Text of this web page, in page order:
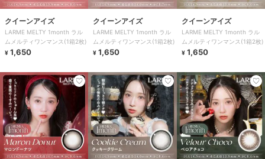
クイーンアイズ
LARME MELTY 1month ラル
ムメルティワンマンス(1箱2枚)
¥ 1,650
クイーンアイズ
LARME MELTY 1month ラル
ムメルティワンマンス(1箱2枚)
¥ 1,650
クイーンアイズ
LARME MELTY 1month ラル
ムメルティワンマンス(1箱2枚)
¥ 1,650